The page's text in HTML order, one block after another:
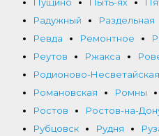
Радужный
Раздельная
Ревда
Ремонтное
Реутов
Ржакса
Родионово-Несветайская
Романовская
Ромны
Ростов
Ростов-на-
Рубцовск
Рудня